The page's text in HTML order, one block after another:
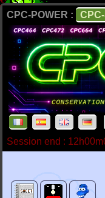
CPC-POWER :
Session end :